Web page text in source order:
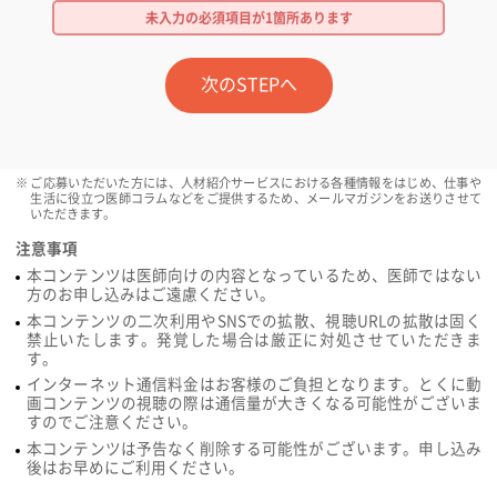
未入力の必須項目が1箇所あります
次のSTEPへ
ご応募いただいた方には、人材紹介サービスにおける各種情報をはじめ、仕事や
生活に役立つ医師コラムなどをご提供するため、メールマガジンをお送りさせて
いただきます。
注意事項
本コンテンツは医師向けの内容となっているため、医師ではない
方のお申し込みはご遠慮ください。
本コンテンツの二次利用やSNSでの拡散、視聴URLの拡散は固く
禁止いたします。発覚した場合は厳正に対処させていただきま
す。
インターネット通信料金はお客様のご負担となります。とくに動
画コンテンツの視聴の際は通信量が大きくなる可能性がございま
すのでご注意ください。
本コンテンツは予告なく削除する可能性がございます。申し込み
後はお早めにご利用ください。